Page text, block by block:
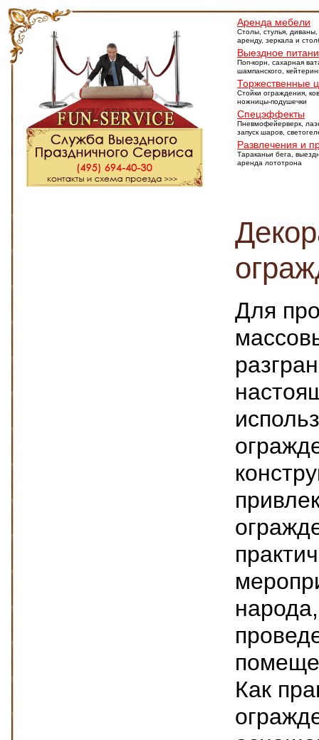
Аренда мебели
Столы, стулья,
аренду, зеркала и
Выездное
Поп-корн, сахарная
шампанского,
Торжественные
Стойки ограждения,
ножницы-подушечки
Спецэффекты
Пневмофейерверк,
запуск шаров,
Развлечения и
Тараканьи бега,
аренда лототрона
Для
Как